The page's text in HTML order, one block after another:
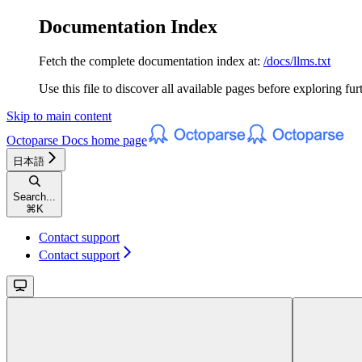
Documentation Index
Fetch the complete documentation index at: /docs/llms.txt
Use this file to discover all available pages before exploring
Skip to main content
Octoparse Docs home page
日本語
Search...
⌘ K
Contact support
Contact support